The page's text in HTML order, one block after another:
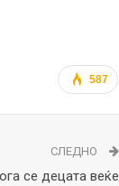
587
СЛЕДНО
се децата веќе